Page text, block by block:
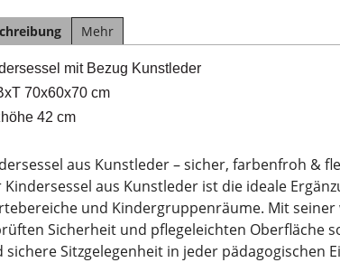
Mehr
mit Bezug Kunstleder
70x60x70 cm
42 cm
aus Kunstleder – sicher, farbenfroh &
Kindersessel aus Kunstleder ist die ideale
und Kindergruppenräume. Mit seiner
Sicherheit und pflegeleichten Oberfläche
sichere Sitzgelegenheit in jeder pädagogischen